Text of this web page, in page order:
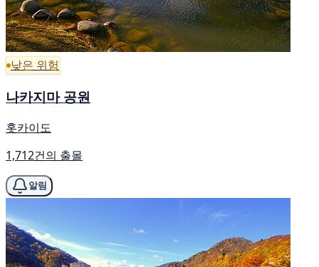
낮은 위험
나카지마 공원
홋카이도
1,712건의 출몰
알림